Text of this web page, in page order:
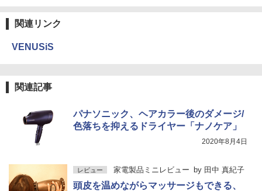
関連リンク
VENUSiS
関連記事
パナソニック、ヘアカラー後のダメージ/
色落ちを抑えるドライヤー「ナノケア」
2020年8月4日
レビュー 家電製品ミニレビュー by 田中 真紀子
頭皮を温めながらマッサージもできる、